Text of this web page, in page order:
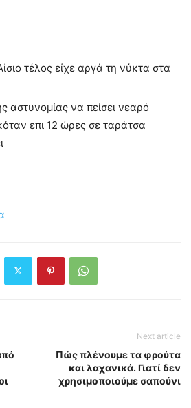
τέλος είχε αργά τη νύκτα στα
αστυνομίας να πείσει νεαρό
επι 12 ώρες σε ταράτσα
Next article
Πώς πλένουμε τα φρούτα
και λαχανικά. Γιατί δεν
χρησιμοποιούμε σαπούνι